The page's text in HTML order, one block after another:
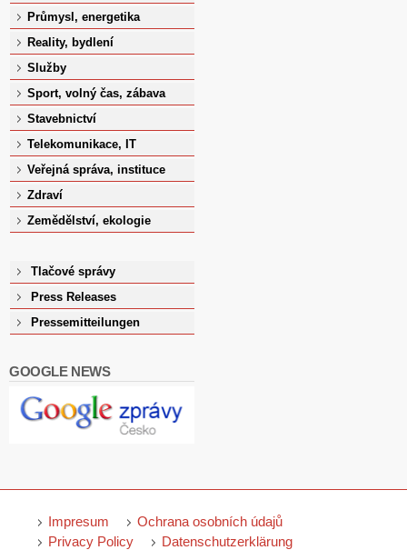
Průmysl, energetika
Reality, bydlení
Služby
Sport, volný čas, zábava
Stavebnictví
Telekomunikace, IT
Veřejná správa, instituce
Zdraví
Zemědělství, ekologie
Tlačové správy
Press Releases
Pressemitteilungen
GOOGLE NEWS
Impresum
Ochrana osobních údajů
Privacy Policy
Datenschutzerklärung